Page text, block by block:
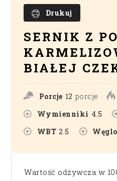
Drukuj
SERNIK Z
BIAŁEJ
Porcje 12 porcje
Wymienniki 4.5
WBT 2.5
Wartość odżywcza w